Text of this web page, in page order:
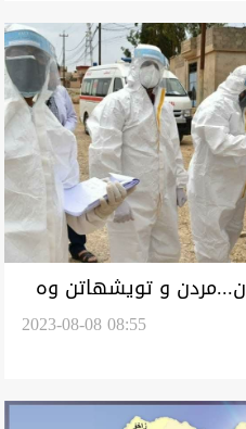
و تویشهاتن وە
2023-08-08 08:55